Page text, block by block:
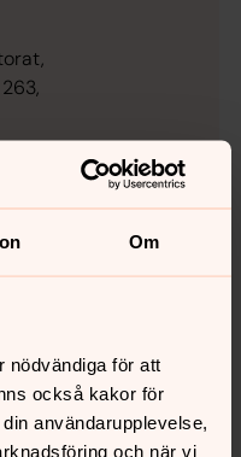
Om
nödvändiga för att
också kakor för
användarupplevelse,
och när vi
7, 602 42
en digital vandring
historia.
via webbläsaren, i
Klicka på knappen